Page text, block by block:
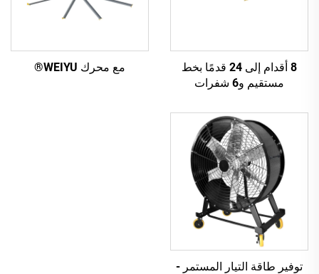
8 أقدام إلى 24 قدمًا بخط
مستقيم و6 شفرات
مع محرك WEIYU®
توفير طاقة التيار المستمر -